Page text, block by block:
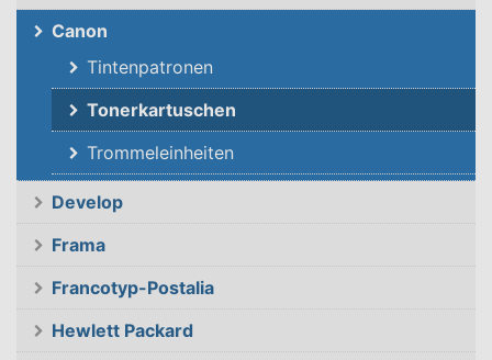
Canon
Tintenpatronen
Tonerkartuschen
Trommeleinheiten
Develop
Frama
Francotyp-Postalia
Hewlett Packard